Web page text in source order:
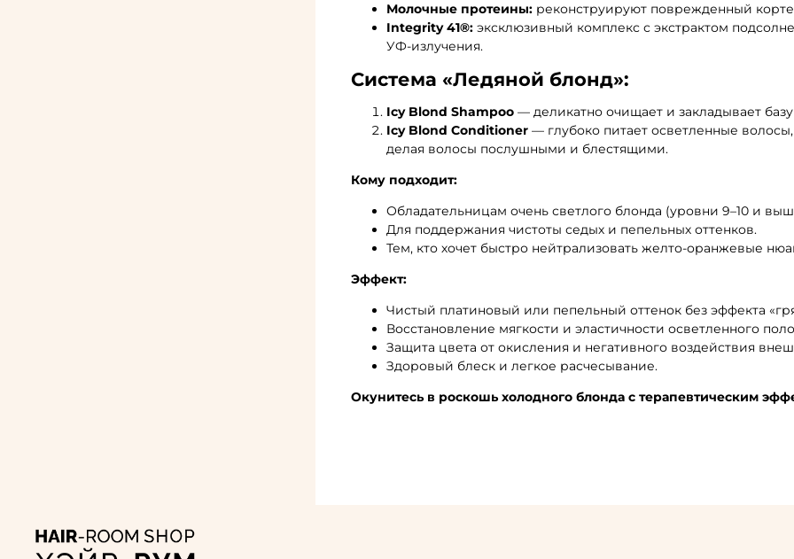
Молочные протеины:реконструируют поврежденный
Integrity 41®:эксклюзивный комплекс с экстрактом
УФ-излучения.
Система «Ледяной блонд»:
Icy Blond Shampoo— деликатно очищает и закладывает
Icy Blond Conditioner— глубоко питает осветленные
делая волосы послушными и блестящими.
Кому подходит:
Обладательницам очень светлого блонда (уровни 9–10 и
Для поддержания чистоты седых и пепельных оттенков.
Тем, кто хочет быстро нейтрализовать желто-оранжевые
Эффект:
Чистый платиновый или пепельный оттенок без эффекта
Восстановление мягкости и эластичности осветленного
Защита цвета от окисления и негативного воздействия
Здоровый блеск и легкое расчесывание.
Окунитесь в роскошь холодного блонда с терапевтическим